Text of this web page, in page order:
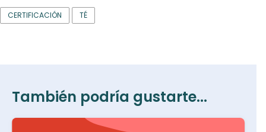
CERTIFICACIÓN TÉ
También podría gustarte...